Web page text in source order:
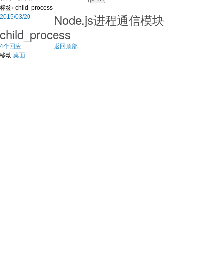
标签› child_process
2015/03/20
Node.js进程通信模块
child_process
4个回应
返回顶部
移动 桌面